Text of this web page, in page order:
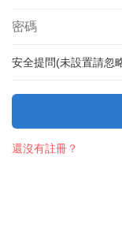
安全提問(未設置請忽
還沒有註冊？